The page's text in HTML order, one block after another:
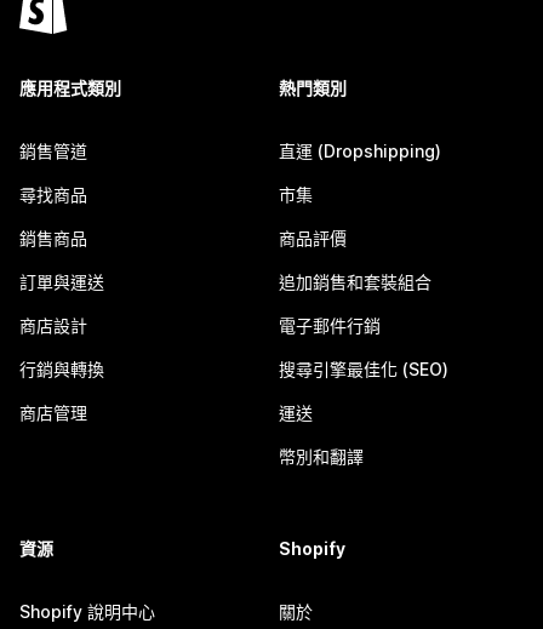
應用程式類別
銷售管道
尋找商品
銷售商品
訂單與運送
商店設計
行銷與轉換
商店管理
熱門類別
直運 (Dropshipping)
市集
商品評價
追加銷售和套裝組合
電子郵件行銷
搜尋引擎最佳化 (SEO)
運送
幣別和翻譯
資源
Shopify 說明中心
Shopify
關於